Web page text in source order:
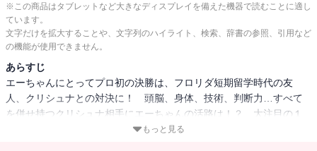
※この商品はタブレットなど大きなディスプレイを備えた機器で読むことに適し
ています。
文字だけを拡大することや、文字列のハイライト、検索、辞書の参照、引用など
の機能が使用できません。
あらすじ
エーちゃんにとってプロ初の決勝は、フロリダ短期留学時代の友
人、クリシュナとの対決に！ 頭脳、身体、技術、判断力…すべて
を併せ持つクリシュナ相手にエーちゃんの活路は！？ 大注目の１
０代対決！ 慶稜チャレンジャー決勝戦始まる──。
もっと見る